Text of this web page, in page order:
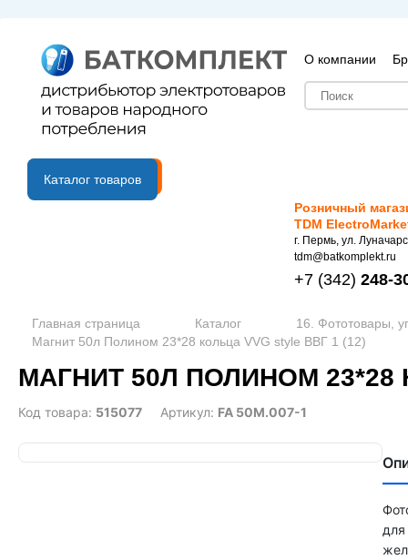
О компании
B2B портал
Каталог товаров
Розничный
TDM
г. Пермь, ул.
tdm@batkomplekt.ru
+7 (342) 248-
Главная страница Каталог
16. Фототовары,
Магнит 50л Полином 23*28 кольца VVG style ВВГ 1 (12)
МАГНИТ 50Л ПОЛИНОМ 23*28
Код товара: 515077 Артикул: FA 50М.007-1